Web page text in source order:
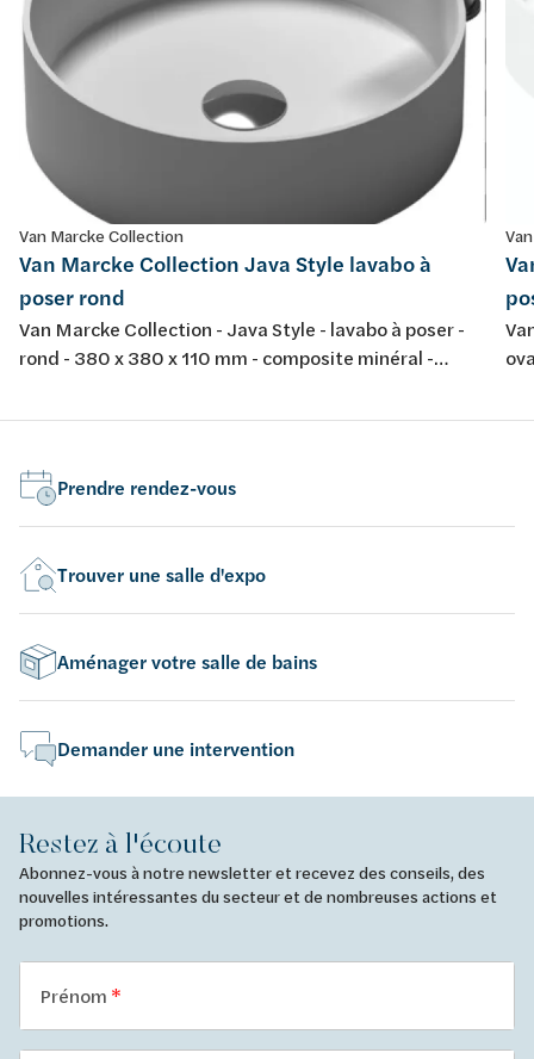
Van Marcke Collection
Van Marcke Collection Java Style lavabo à
poser rond
Van Marcke Collection - Java Style - lavabo à poser -
rond - 380 x 380 x 110 mm - composite minéral -
Prendre rendez-vous
Trouver une salle d'expo
Aménager votre salle de bains
Demander une intervention
Restez à l'écoute
Abonnez-vous à notre newsletter et recevez des conseils, des
nouvelles intéressantes du secteur et de nombreuses actions et
promotions.
Prénom